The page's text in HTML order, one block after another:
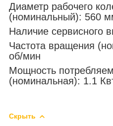
Диаметр рабочего
(номинальный): 560
Наличие сервисного
Частота вращения
об/мин
Мощность
(номинальная): 1.1
Скрыть